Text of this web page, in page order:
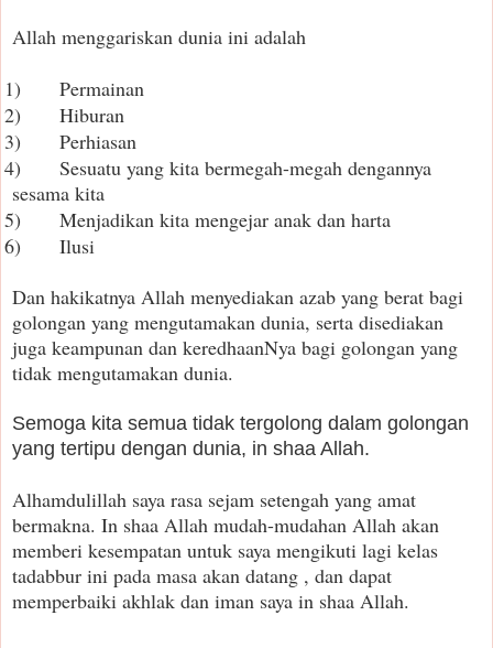
Allah menggariskan dunia ini adalah
Permainan
Hiburan
Perhiasan
Sesuatu yang kita bermegah-megah dengannya
sesama kita
Menjadikan kita mengejar anak dan harta
Ilusi
Dan hakikatnya Allah menyediakan azab yang berat bagi
golongan yang mengutamakan dunia, serta disediakan
juga keampunan dan keredhaanNya bagi golongan yang
tidak mengutamakan dunia.
Semoga kita semua tidak tergolong dalam golongan
yang tertipu dengan dunia, in shaa Allah.
Alhamdulillah saya rasa sejam setengah yang amat
bermakna. In shaa Allah mudah-mudahan Allah akan
memberi kesempatan untuk saya mengikuti lagi kelas
tadabbur ini pada masa akan datang , dan dapat
memperbaiki akhlak dan iman saya in shaa Allah.